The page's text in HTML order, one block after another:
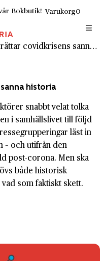
Bokbutik! Varukorg0
Arkivet berättar covidkrisens sanna historia
historia
snabbt velat tolka
i samhällslivet till följd
läst in
– och utifrån den
post-corona. Men ska
både historisk
som faktiskt skett.